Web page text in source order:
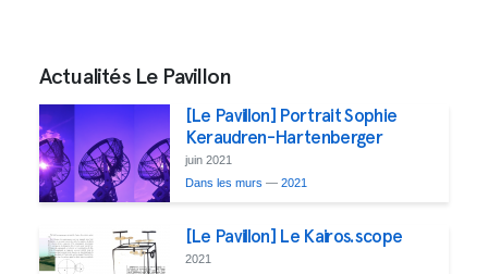
Actualités Le Pavillon
[Le Pavillon] Portrait Sophie
Keraudren-Hartenberger
juin 2021
Dans les murs — 2021
[Le Pavillon] Le Kairos.scope
2021